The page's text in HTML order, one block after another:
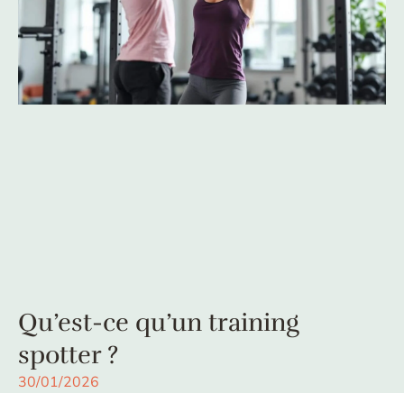
Qu’est-ce qu’un training
spotter ?
30/01/2026